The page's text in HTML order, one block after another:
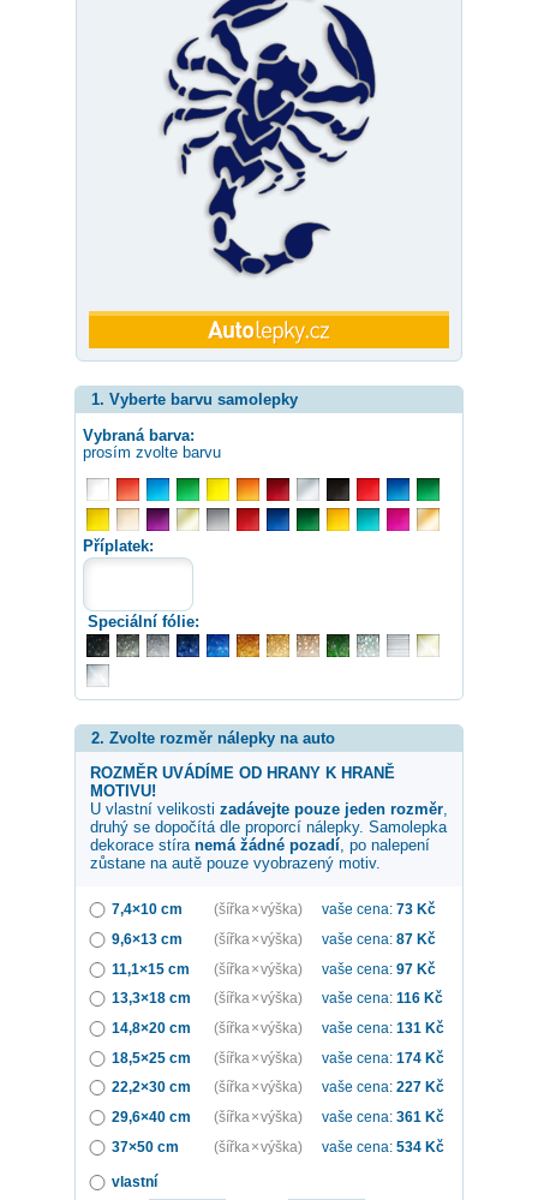
1. Vyberte barvu samolepky
Vybraná barva:
prosím zvolte barvu
Příplatek:
Speciální fólie:
2. Zvolte rozměr nálepky na auto
ROZMĚR UVÁDÍME OD HRANY K HRANĚ
MOTIVU!
U vlastní velikosti zadávejte pouze jeden rozměr,
druhý se dopočítá dle proporcí nálepky. Samolepka
dekorace stíra nemá žádné pozadí, po nalepení
zůstane na autě pouze vyobrazený motiv.
7,4×10 cm (šířka × výška) vaše cena: 73 Kč
9,6×13 cm
(šířka × výška) vaše cena: 87 Kč
11,1×15 cm
(šířka × výška) vaše cena: 97 Kč
13,3×18 cm
(šířka × výška) vaše cena: 116 Kč
14,8×20 cm
(šířka × výška) vaše cena: 131 Kč
18,5×25 cm
(šířka × výška) vaše cena: 174 Kč
22,2×30 cm
(šířka × výška) vaše cena: 227 Kč
29,6×40 cm
(šířka × výška) vaše cena: 361 Kč
37×50 cm
(šířka × výška) vaše cena: 534 Kč
vlastní